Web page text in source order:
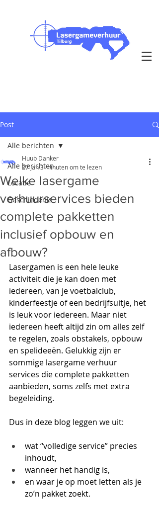
Post
Alle berichten
Locatie
Geschiedenis
Alle berichten
Welke lasergame
verhuurservices bieden
complete pakketten
inclusief opbouw en
afbouw?
Huub Danker
27 jan3 minuten om te lezen
Lasergamen is een hele leuke
activiteit die je kan doen met
iedereen, van je voetbalclub,
kinderfeestje of een bedrijfsuitje, het
is leuk voor iedereen. Maar niet
iedereen heeft altijd zin om alles zelf
te regelen, zoals obstakels, opbouw
en spelideeën. Gelukkig zijn er
sommige lasergame verhuur
services die complete pakketten
aanbieden, soms zelfs met extra
begeleiding.
Dus in deze blog leggen we uit:
wat “volledige service” precies
inhoudt,
wanneer het handig is,
en waar je op moet letten als je
zo’n pakket zoekt.